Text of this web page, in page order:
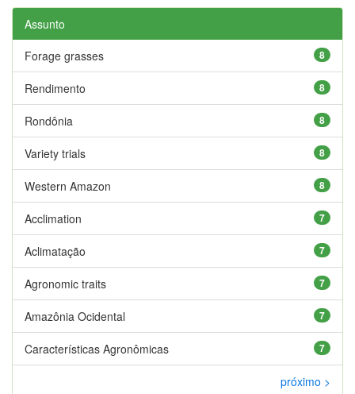
Assunto
8
Forage grasses
8
Rendimento
8
Rondônia
8
Variety trials
8
Western Amazon
7
Acclimation
7
Aclimatação
7
Agronomic traits
7
Amazônia Ocidental
7
Características Agronômicas
próximo >